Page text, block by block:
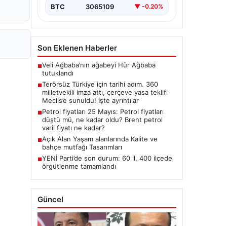
İmzasıyla Çerçeve Yasa Teklifi
BTC 3065109 ▼ -0.20%
Son Eklenen Haberler
■Veli Ağbaba’nın ağabeyi Hür Ağbaba
tutuklandı
■Terörsüz Türkiye için tarihi adım. 360
milletvekili imza attı, çerçeve yasa teklifi
Meclis’e sunuldu! İşte ayrıntılar
■Petrol fiyatları 25 Mayıs: Petrol fiyatları
düştü mü, ne kadar oldu? Brent petrol
varil fiyatı ne kadar?
■Açık Alan Yaşam alanlarında Kalite ve
bahçe mutfağı Tasarımları
■YENİ Parti’de son durum: 60 il, 400 ilçede
örgütlenme tamamlandı
Güncel